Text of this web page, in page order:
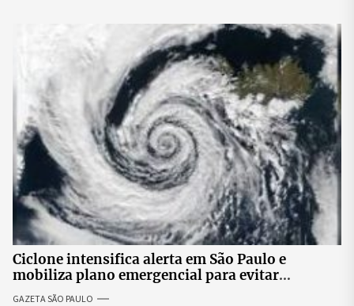
Ciclone intensifica alerta em São Paulo e
mobiliza plano emergencial para evitar
impactos no fornecimento de energia
GAZETA SÃO PAULO